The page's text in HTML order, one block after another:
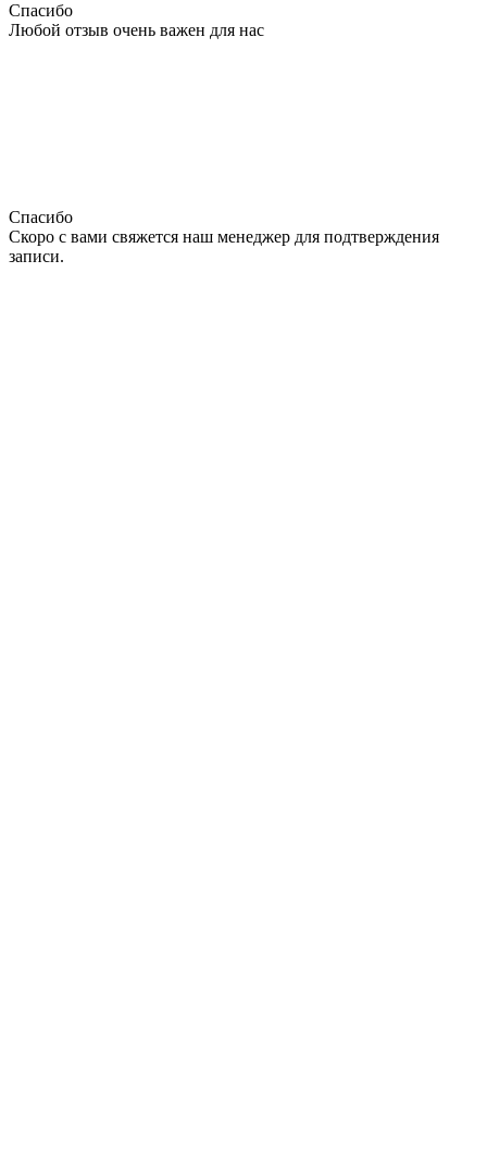
Спасибо
Любой отзыв очень важен для нас
Спасибо
Скоро с вами свяжется наш менеджер для подтверждения
записи.